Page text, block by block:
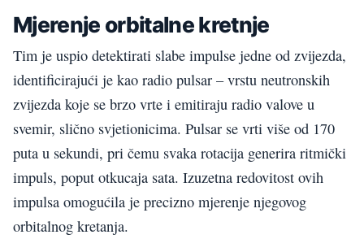
Mjerenje orbitalne kretnje
Tim je uspio detektirati slabe impulse jedne od zvijezda,
identificirajući je kao radio pulsar – vrstu neutronskih
zvijezda koje se brzo vrte i emitiraju radio valove u
svemir, slično svjetionicima. Pulsar se vrti više od 170
puta u sekundi, pri čemu svaka rotacija generira ritmički
impuls, poput otkucaja sata. Izuzetna redovitost ovih
impulsa omogućila je precizno mjerenje njegovog
orbitalnog kretanja.